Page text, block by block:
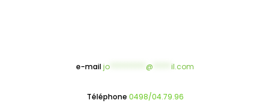
e-mailjo @ il.com
Téléphone 0498/04.79.96